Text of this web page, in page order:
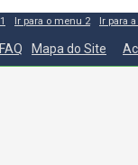
1 Ir para o menu 2 Ir para
FAQ Mapa do Site